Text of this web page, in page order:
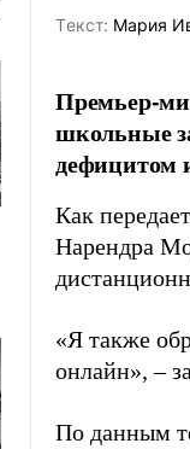
Tекст: Мария
Премьер-
школьные
дефицитом
Как передает
Нарендра
«Я также
онлайн», –
По данным